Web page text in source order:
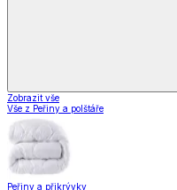
Zobrazit vše
Vše z Peřiny a polštáře
Peřiny a přikrývky